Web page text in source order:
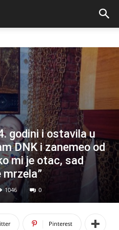
godini i ostavila u
DNK i zanemeo od
mi je otac, sad
1046 0
Pinterest